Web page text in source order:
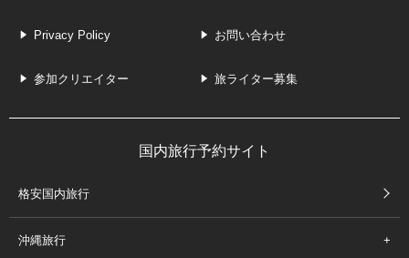
Privacy Policy お問い合わせ
参加クリエイター 旅ライター募集
国内旅行予約サイト
格安国内旅行
沖縄旅行